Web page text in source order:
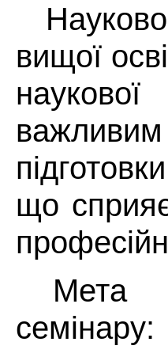
вищої
важливим
що
Мета
семінару: